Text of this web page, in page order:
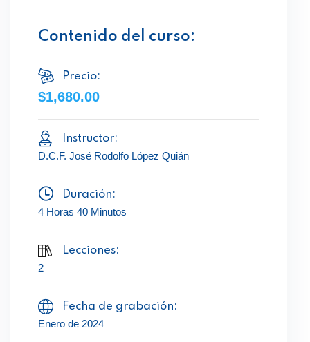
Contenido del curso:
Precio:
$1,680.00
Instructor:
D.C.F. José Rodolfo López Quián
Duración:
4 Horas 40 Minutos
Lecciones:
2
Fecha de grabación:
Enero de 2024